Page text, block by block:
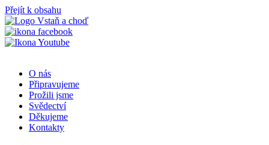
Přejít k obsahu
O nás
Připravujeme
Prožili jsme
Svědectví
Děkujeme
Kontakty